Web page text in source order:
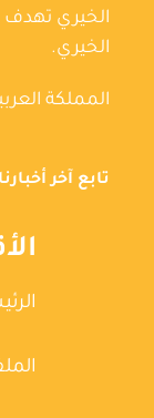
الخيري تهدف
الخيري.
المملكة
تابع آخر أخبارنا